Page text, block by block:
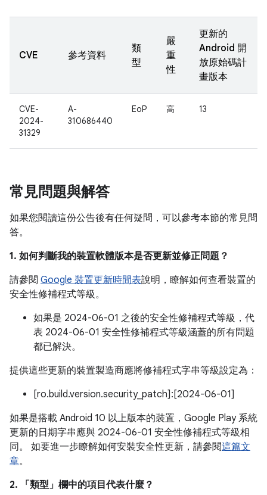
CVE 參考資料
類
型
嚴
重
性
更新的
Android 開
放原始碼計
畫版本
CVE-
2024-
31329
A-
310686440
EoP 高 13
常見問題與解答
如果您閱讀這份公告後有任何疑問，可以參考本節的常見問
答。
1. 如何判斷我的裝置軟體版本是否更新並修正問題？
請參閱 Google 裝置更新時間表說明，瞭解如何查看裝置的
安全性修補程式等級。
如果是 2024-06-01 之後的安全性修補程式等級，代
表 2024-06-01 安全性修補程式等級涵蓋的所有問題
都已解決。
提供這些更新的裝置製造商應將修補程式字串等級設定為：
[ro.build.version.security_patch]:[2024-06-01]
如果是搭載 Android 10 以上版本的裝置，Google Play 系統
更新的日期字串應與 2024-06-01 安全性修補程式等級相
同。 如要進一步瞭解如何安裝安全性更新，請參閱這篇文
章。
2. 「類型」 欄中的項目代表什麼？